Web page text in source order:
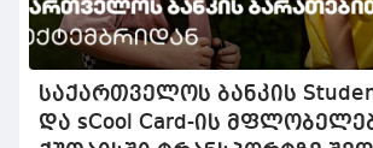
საქართველოს ბანკის
და sCool Card-ის